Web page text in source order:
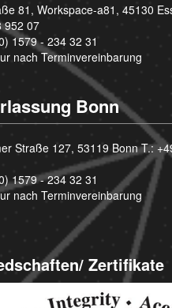
81, Workspace-a81, 45130
952 07
1579 - 234 32 31
nach Terminvereinbarung
Bonn
Straße 127, 53119 Bonn T.:
1579 - 234 32 31
nach Terminvereinbarung
Zertifikate